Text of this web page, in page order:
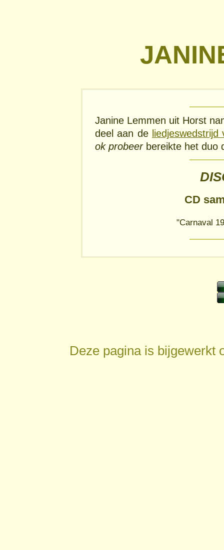
Janine Lemmen uit Horst
deel aan de
ok probeerbereikte het duo
CD
"Carnaval
Deze pagina is bijgewerkt